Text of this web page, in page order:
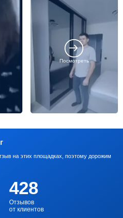
Посмотреть
на этих площадках, поэтому дорожим
428
Отзывов
от клиентов